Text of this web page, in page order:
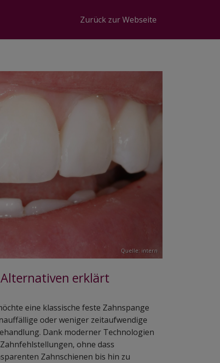
Zurück zur Webseite
Quelle: intern
erklärt
eine klassische feste Zahnspange
oder weniger zeitaufwendige
Dank moderner Technologien
ohne dass
Zahnschienen bis hin zu